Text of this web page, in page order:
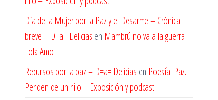
Día de la Mujer por la Paz y el Desarme – Crónica
breve – D=a= Delicias en Mambrú no va a la guerra –
Lola Amo
Recursos por la paz – D=a= Delicias en Poesía. Paz.
Penden de un hilo – Exposición y podcast